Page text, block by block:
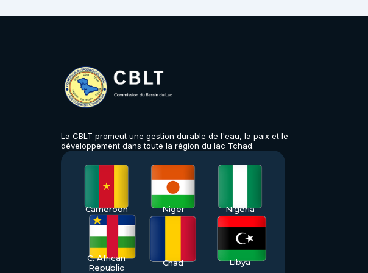
La CBLT promeut une gestion durable de l'eau, la paix et le
développement dans toute la région du lac Tchad.
Cameroon Niger Nigeria
C. African
Republic
Chad Libya